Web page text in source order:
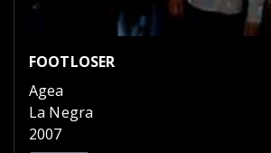
FOOTLOSER
Agea
La Negra
2007